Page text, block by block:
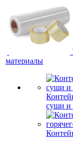
материалы
суши и